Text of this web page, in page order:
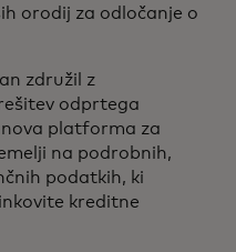
orodij za odločanje o
združil z
odprtega
platforma za
na podrobnih,
podatkih, ki
kreditne